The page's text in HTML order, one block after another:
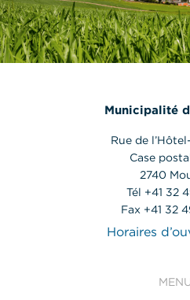
Municipalité
Rue de
Case
2740
Tél +41 32
Fax +41 32
Horaires